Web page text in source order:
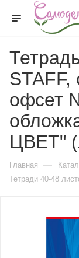
STAFF,
офсет
ЦВЕТ"
Главная —
Тетради 40-48